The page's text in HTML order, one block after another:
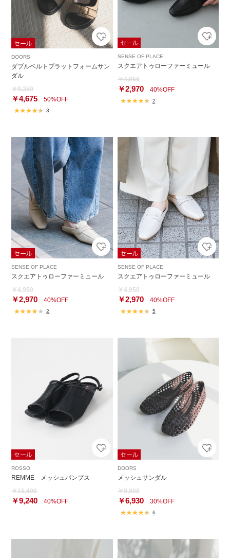
DOORS
ダブルベルトプラットフォームサン
ダル
￥9,350
￥4,675 50%OFF
3
SENSE OF PLACE
スクエアトゥローファーミュール
￥4,950
￥2,97040%OFF
2
SENSE OF PLACE
スクエアトゥローファーミュール
￥4,950
￥2,970 40%OFF
2
SENSE OF PLACE
スクエアトゥローファーミュール
￥4,950
￥2,97040%OFF
5
ROSSO
REMME メッシュパンプス
￥15,400
￥9,240 40%OFF
DOORS
メッシュサンダル
￥9,900
￥6,93030%OFF
6